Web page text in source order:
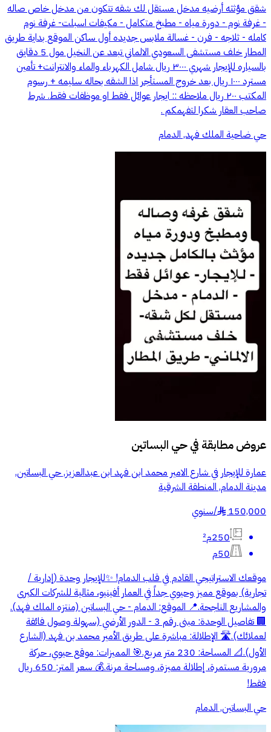
شقق مؤثثه أرضيه مدخل مستقل لك شقه تتكون من مدخل خاص صاله
- غرفة نوم - دورة مياه - مطبخ متكامل - مكيفات اسبلت- غرفة نوم
كامله - ثلاجه - فرن - غسالة ملابس جديده أول ساكن الموقع بداية طريق
المطار خلف مستشفى السعودي الالماني تبعد عن النخيل مول 5 دقايق
بالسياره للإيجار شهري ٣٠٠٠ ريال شامل الكهرباء والماء والانترانت+ تأمين
مسترد ١٠٠٠ ريال بعد خروج المستأجر اذا الشقه بحاله سليمه + رسوم
المكتب ٢٠٠ ريال ملاحظه :: ايجار عوائل فقط او موظفات فقط. شرط
صاحب العقار شكرا لتفهمكم .
حي ضاحية الملك فهد, الدمام
عروض مطابقة فيحي البساتين
عمارة للإيجار في شارع الامير محمد ابن فهد ابن عبدالعزيز, حي البساتين,
مدينة الدمام, المنطقة الشرقية
150,000
§
/سنوي
250م²
50م
موقعك الاستراتيجي القادم في قلب الدمام! ✨للإيجار وحدة (إدارية /
تجارية) بموقع مميز وحيوي جداً في العمار أفينيو، مثالية للشركات الكبرى
والمشاريع الناجحة.📍 الموقع: الدمام - حي البساتين (منتزه الملك فهد).
🏢 تفاصيل الوحدة: مبنى رقم 3 - الدور الأرضي (سهولة وصول فائقة
لعملائك).🛣️ الإطلالة: مباشرة على طريق الأمير محمد بن فهد (الشارع
الأول).📐 المساحة: 230 متر مربع.🎯 المميزات: موقع حيوي، حركة
مرورية مستمرة، إطلالة مميزة، ومساحة مرنة.💰 سعر المتر: 650 ريال
فقط!
حي البساتين, الدمام